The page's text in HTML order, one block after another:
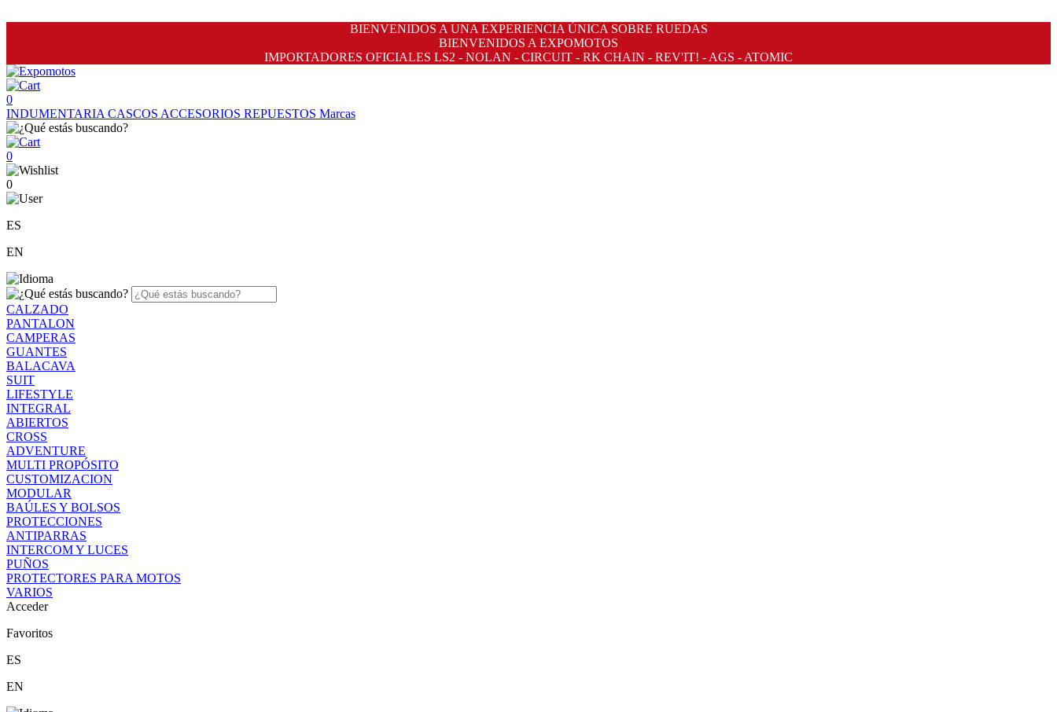
BIENVENIDOS A UNA EXPERIENCIA ÚNICA SOBRE RUEDAS
BIENVENIDOS A EXPOMOTOS
IMPORTADORES OFICIALES LS2 - NOLAN - CIRCUIT - RK CHAIN - REV'IT! - AGS - ATOMIC
0
INDUMENTARIA CASCOS ACCESORIOS REPUESTOS Marcas
0
0
ES
EN
CALZADO
PANTALON
CAMPERAS
GUANTES
BALACAVA
SUIT
LIFESTYLE
INTEGRAL
ABIERTOS
CROSS
ADVENTURE
MULTI PROPÓSITO
CUSTOMIZACION
MODULAR
BAÚLES Y BOLSOS
PROTECCIONES
ANTIPARRAS
INTERCOM Y LUCES
PUÑOS
PROTECTORES PARA MOTOS
VARIOS
Acceder
Favoritos
ES
EN